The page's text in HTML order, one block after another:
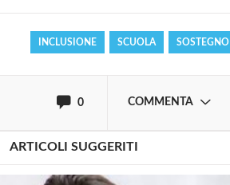
INCLUSIONE SCUOLA SOSTEGNO
0 COMMENTA
ARTICOLI SUGGERITI